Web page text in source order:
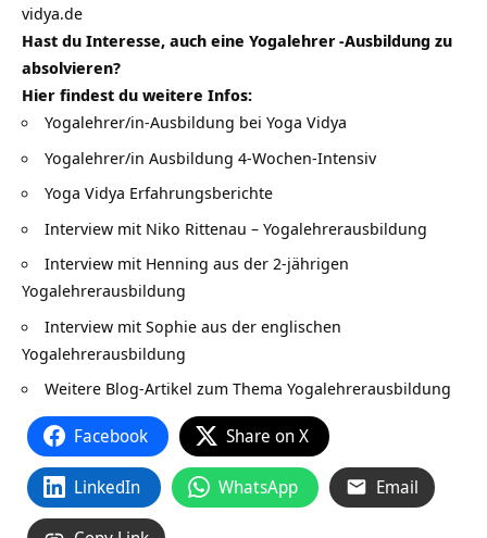
vidya.de
Hast du Interesse, auch eine Yogalehrer-Ausbildung zu
absolvieren?
Hier findest du weitere Infos:
Yogalehrer/in-Ausbildung bei Yoga Vidya
Yogalehrer/in Ausbildung 4-Wochen-Intensiv
Yoga Vidya Erfahrungsberichte
Interview mit Niko Rittenau – Yogalehrerausbildung
Interview mit Henning aus der 2-jährigen
Yogalehrerausbildung
Interview mit Sophie aus der englischen
Yogalehrerausbildung
Weitere Blog-Artikel zum Thema Yogalehrerausbildung
Facebook Share on X
LinkedIn WhatsApp Email